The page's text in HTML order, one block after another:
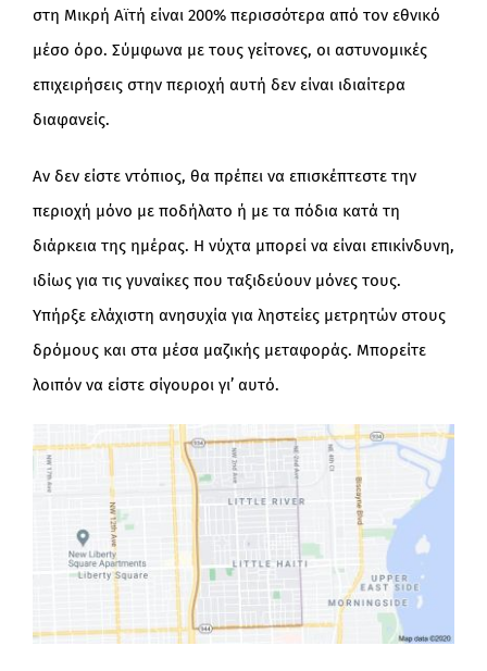
στη Μικρή Αϊτή είναι 200% περισσότερα από τον εθνικό
μέσο όρο. Σύμφωνα με τους γείτονες, οι αστυνομικές
επιχειρήσεις στην περιοχή αυτή δεν είναι ιδιαίτερα
διαφανείς.
Αν δεν είστε ντόπιος, θα πρέπει να επισκέπτεστε την
περιοχή μόνο με ποδήλατο ή με τα πόδια κατά τη
διάρκεια της ημέρας. Η νύχτα μπορεί να είναι επικίνδυνη,
ιδίως για τις γυναίκες που ταξιδεύουν μόνες τους.
Υπήρξε ελάχιστη ανησυχία για ληστείες μετρητών στους
δρόμους και στα μέσα μαζικής μεταφοράς. Μπορείτε
λοιπόν να είστε σίγουροι γι’ αυτό.